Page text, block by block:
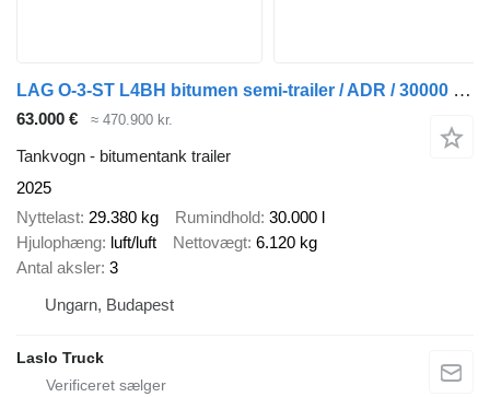
LAG O-3-ST L4BH bitumen semi-trailer / ADR / 30000 l / 4 units
63.000 € ≈ 470.900 kr.
Tankvogn - bitumentank trailer
2025
Nyttelast 29.380 kg Rumindhold 30.000 l
Hjulophæng luft/luft Nettovægt 6.120 kg
Antal aksler 3
Ungarn, Budapest
Laslo Truck